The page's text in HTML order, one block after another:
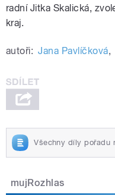
radní Jitka Skalická,
kraj.
autoři: Jana Pavlíčková,
Všechny díly pořadu
mujRozhlas